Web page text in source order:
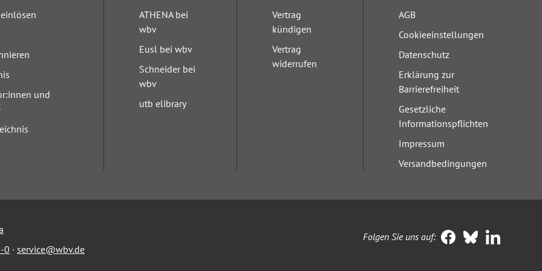
und
ATHENA bei
wbv
Eusl bei wbv
Schneider bei
wbv
utb elibrary
Vertrag
kündigen
Vertrag
widerrufen
AGB
Cookieeinstellungen
Datenschutz
Erklärung zur
Barrierefreiheit
Gesetzliche
Informationspflichten
Impressum
Versandbedingungen
0 · service@wbv.de
Folgen Sie uns auf: